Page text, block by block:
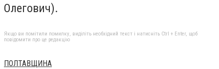
Олегович).
Якщо ви помітили помилку, виділіть необхідний текст і натисніть Ctrl + Enter, щоб
повідомити про це редакцію
ПОЛТАВЩИНА